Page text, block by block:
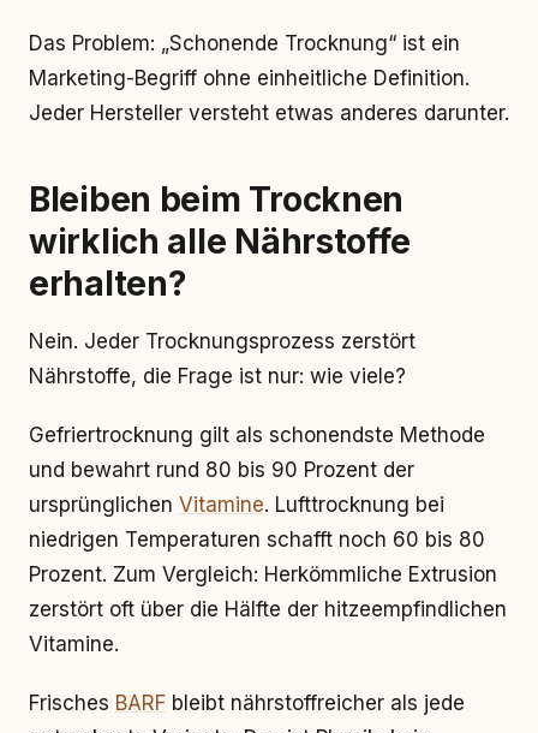
Das Problem: „Schonende Trocknung“ ist ein
Marketing-Begriff ohne einheitliche Definition.
Jeder Hersteller versteht etwas anderes darunter.
Bleiben beim Trocknen
wirklich alle Nährstoffe
erhalten?
Nein. Jeder Trocknungsprozess zerstört
Nährstoffe, die Frage ist nur: wie viele?
Gefriertrocknung gilt als schonendste Methode
und bewahrt rund 80 bis 90 Prozent der
ursprünglichen Vitamine. Lufttrocknung bei
niedrigen Temperaturen schafft noch 60 bis 80
Prozent. Zum Vergleich: Herkömmliche Extrusion
zerstört oft über die Hälfte der hitzeempfindlichen
Vitamine.
Frisches BARF bleibt nährstoffreicher als jede